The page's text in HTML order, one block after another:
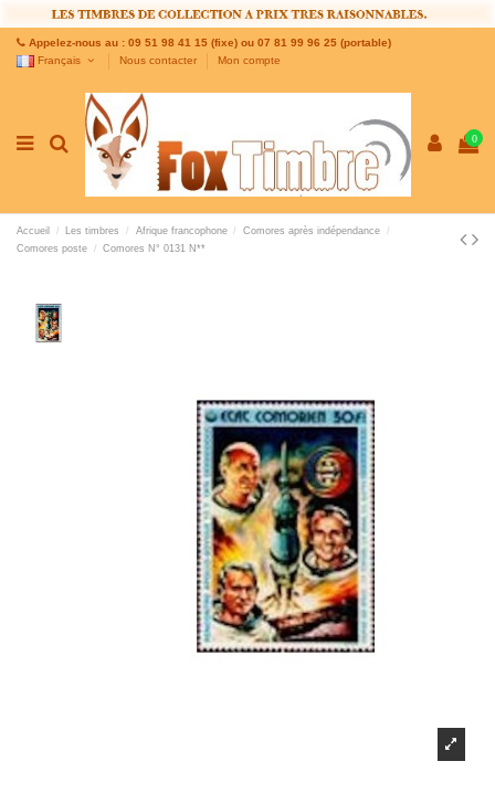
Appelez-nous au : 09 51 98 41 15 (fixe) ou 07 81 99 96 25 (portable)
Français
Nous contacter Mon compte
0
Accueil Les timbres Afrique francophone
Comores après indépendance
Comores poste
Comores N° 0131 N**